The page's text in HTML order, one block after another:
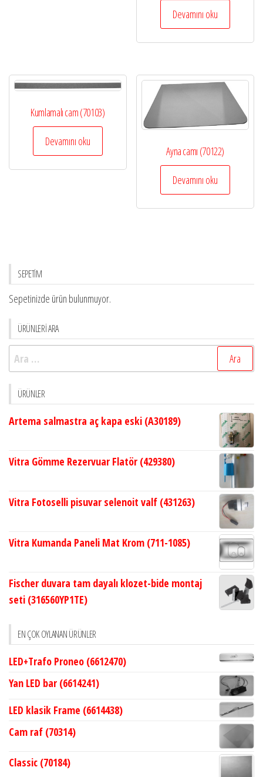
Devamını oku
Kumlamalı cam (70103)
Devamını oku
Ayna camı (70122)
Devamını oku
SEPETİM
Sepetinizde ürün bulunmuyor.
ÜRÜNLERİ ARA
Arama:
ÜRÜNLER
Artema salmastra aç kapa eski (A30189)
Vitra Gömme Rezervuar Flatör (429380)
Vitra Fotoselli pisuvar selenoit valf (431263)
Vitra Kumanda Paneli Mat Krom (711-1085)
Fischer duvara tam dayalı klozet-bide montaj
seti (316560YP1TE)
EN ÇOK OYLANAN ÜRÜNLER
LED+Trafo Proneo (6612470)
Yan LED bar (6614241)
LED klasik Frame (6614438)
Cam raf (70314)
Classic (70184)